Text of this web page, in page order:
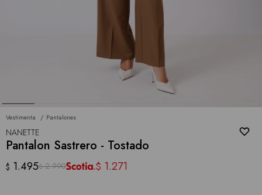
Vestimenta Pantalones
NANETTE
Pantalon Sastrero - Tostado
$ 1.495$ 2.990 $ 1.271